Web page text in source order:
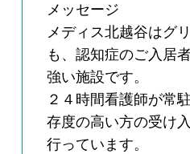
メッセージ
メディス北越谷はグ
も、認知症のご入居
強い施設です。
２４時間看護師が常
存度の高い方の受け
行っています。